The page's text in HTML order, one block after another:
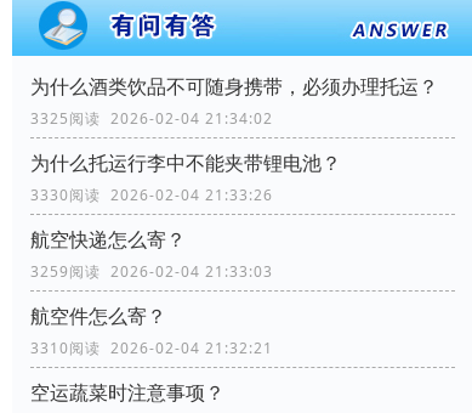
为什么酒类饮品不可随身携带，必须办理托运？
3325阅读 2026-02-04 21:34:02
为什么托运行李中不能夹带锂电池？
3330阅读 2026-02-04 21:33:26
航空快递怎么寄？
3259阅读 2026-02-04 21:33:03
航空件怎么寄？
3310阅读 2026-02-04 21:32:21
空运蔬菜时注意事项？